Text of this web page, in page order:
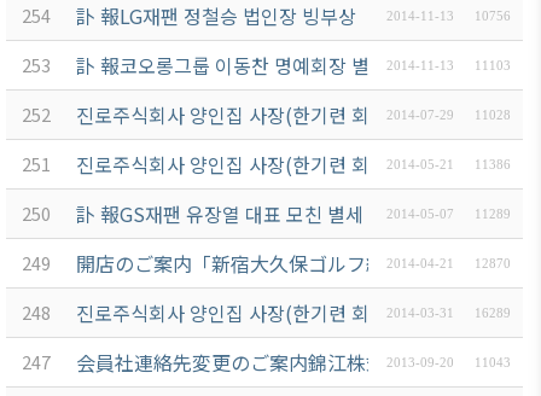
254 訃 報LG재팬 정철승 법인장 빙부상 2014-11-13 10756
253 訃 報코오롱그룹 이동찬 명예회장 별세2014-11-13 11103
252 진로주식회사 양인집 사장(한기련 회장) 제21회 한일고
2014-07-29 11028
251 진로주식회사 양인집 사장(한기련 회장) 세계경제연구협
2014-05-21 11386
250 訃 報GS재팬 유장열 대표 모친 별세 2014-05-07 11289
249 開店のご案内「新宿大久保ゴルフ練習場」㈱テクノ
2014-04-21 12870
248 진로주식회사 양인집 사장(한기련 회장) Danilo Medina
2014-03-31 16289
247 会員社連絡先変更のご案内錦江株式会社
2013-09-20 11043